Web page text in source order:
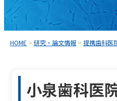
ッ
プ
HOME >研究・論文情報 >提携歯科医
小泉歯科医